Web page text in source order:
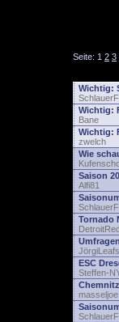
Seite: 1 2 3
Wichtig:
Wichtig:
Bane
Wichtig:
zwelch
Wie
Saison
Alfi81
Tornado
Umfragen
JörgiLeafs
ESC
Steffen-
masseljoe